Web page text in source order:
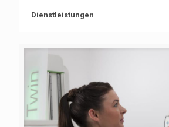
Dienstleistungen